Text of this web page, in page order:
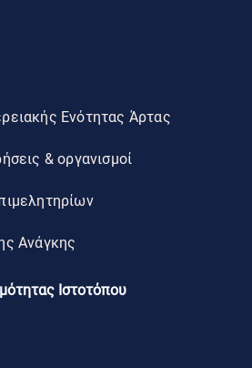
Ενότητας Άρτας
& οργανισμοί
Ανάγκης
Ιστοτόπου